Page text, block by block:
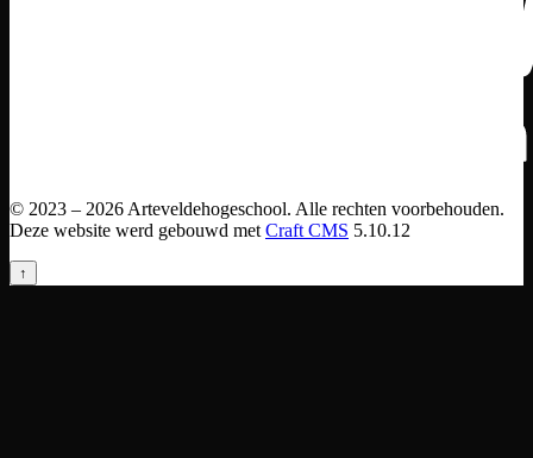
© 2023 – 2026 Arteveldehogeschool. Alle rechten voorbehouden.
Deze website werd gebouwd met Craft CMS 5.10.12
↑